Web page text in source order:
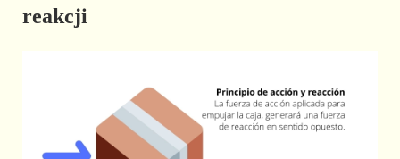
reakcji